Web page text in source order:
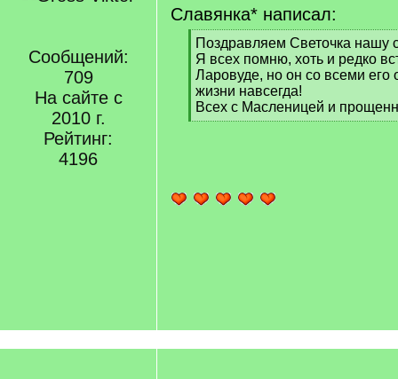
Сообщений:
709
На сайте с
2010 г.
Рейтинг:
4196
Славянка* написал:
[
q
]
Поздравляем Светочка нашу
Я всех помню, хоть и редко
Ларовуде, но он со всеми его
жизни навсегда!
Всех с Масленицей и
[